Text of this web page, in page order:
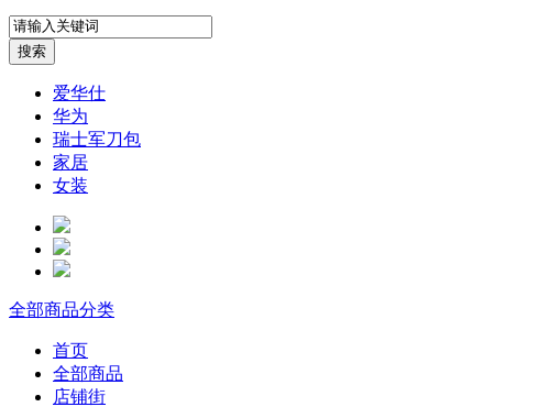
爱华仕
华为
瑞士军刀包
家居
女装
全部商品分类
首页
全部商品
店铺街